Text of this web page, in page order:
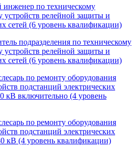
по техническому
релейной защиты и
сетей (6 уровень квалификации)
подразделения по техническому
релейной защиты и
сетей (6 уровень квалификации)
по ремонту оборудования
подстанций электрических
кВ включительно (4 уровень
по ремонту оборудования
подстанций электрических
кВ (4 уровень квалификации)